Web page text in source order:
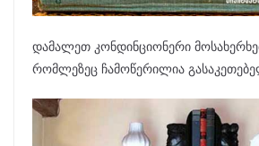
დამალეთ კონდინციონერი
რომლეზეც ჩამოწერილია